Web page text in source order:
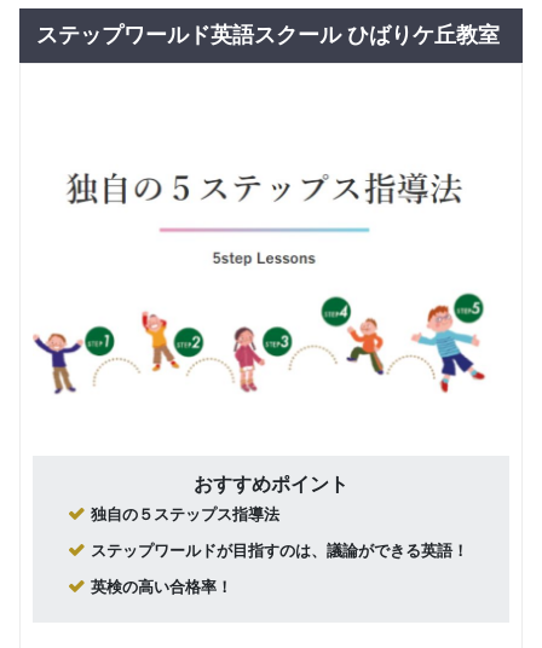
ラインコ
ース
9,900 円(税込) / 月
回数：4 / 1セッション50分
帰国子女
10,450
子供英会
話通学コ
ース
グループレッスン 子供向け
9,900円(税込) / 月
回数：4 / 1セッション80分
回数：4 / 1セッション50分
帰国子女
通学コー
グループレッスン
10,450 円(税込) / 月
ステップワールド英語スクール ひばりケ丘教室
おすすめポイント
独自の５ステップス指導法
ステップワールドが目指すのは、議論ができる英語！
英検の高い合格率！